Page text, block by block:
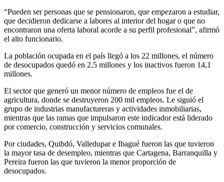
“Pueden ser personas que se pensionaron, que empezaron a estudiar,
que decidieron dedicarse a labores al interior del hogar o que no
encontraron una oferta laboral acorde a su perfil profesional”, afirmó
el alto funcionario.
La población ocupada en el país llegó a los 22 millones, el número
de desocupados quedó en 2,5 millones y los inactivos fueron 14,1
millones.
El sector que generó un menor número de empleos fue el de
agricultura, donde se destruyeron 200 mil empleos. Le siguió el
grupo de industrias manufactureras y actividades inmobiliarias,
mientras que las ramas que impulsaron este indicador está liderado
por comercio, construcción y servicios comunales.
Por ciudades, Quibdó, Valledupar e Ibagué fueron las que tuvieron
la mayor tasa de desempleo, mientras que Cartagena, Barranquilla y
Pereira fueron las que tuvieron la menor proporción de
desocupados.